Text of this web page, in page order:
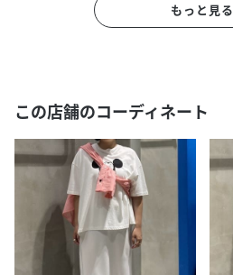
もっと見る
この店舗のコーディネート